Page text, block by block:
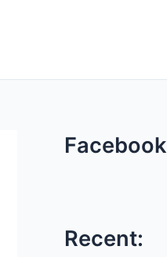
Facebook
Recent: